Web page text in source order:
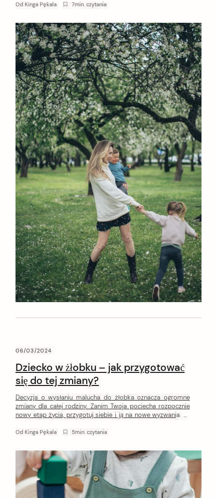
świeżym powietrzu, jak i w domowym zaciszu!
Od Kinga Pękala 7min. czytania
06/03/2024
Dziecko w żłobku – jak przygotować
się do tej zmiany?
Decyzja o wysłaniu malucha do żłobka oznacza ogromne
zmiany dla całej rodziny. Zanim Twoja pociecha rozpocznie
nowy etap życia, przygotuj siebie i ją na nowe wyzwania. W
dzięki którym dziecko w żłobku będzie czuć się dobrze od
Od Kinga Pękala 5min. czytania